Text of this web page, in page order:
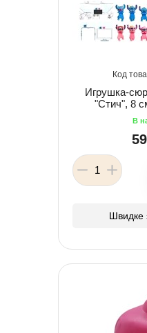
Игрушка-
"Стич", 8
Швидке